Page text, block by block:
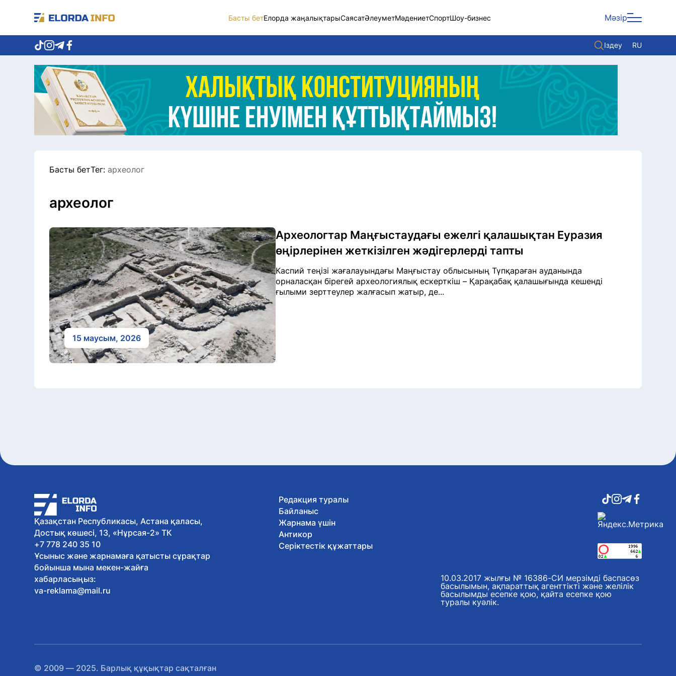
Басты бетЕлорда жаңалықтарыСаясатӘлеуметМәдениетСпортШоу-бизнес Мәзір
Іздеу RU
Елорда жаңалықтары
Көзқарас
Саясат
Видео
Әлеумет
Әлем
Басты бетТег: археолог
археолог
15 маусым, 2026
Археологтар Маңғыстаудағы ежелгі қалашықтан Еуразия
өңірлерінен жеткізілген жәдігерлерді тапты
Каспий теңізі жағалауындағы Маңғыстау облысының Түпқараған ауданында
орналасқан бірегей археологиялық ескерткіш – Қарақабақ қалашығында кешенді
ғылыми зерттеулер жалғасып жатыр, де...
Қазақстан Республикасы, Астана қаласы,
Достық көшесі, 13, «Нұрсая-2» ТК
+7 778 240 35 10
Ұсыныс және жарнамаға қатысты сұрақтар
бойынша мына мекен-жайға
хабарласыңыз:
va-reklama@mail.ru
Редакция туралы
Байланыс
Жарнама үшін
Антикор
Серіктестік құжаттары
10.03.2017 жылғы № 16386-СИ мерзімді баспасөз
басылымын, ақпараттық агенттікті және желілік
басылымды есепке қою, қайта есепке қою
туралы куәлік.
© 2009 — 2025. Барлық құқықтар сақталған